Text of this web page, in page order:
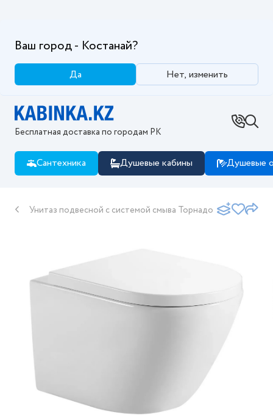
Ваш город - Костанай?
Да Нет, изменить
Бесплатная доставка по городам РК
Сантехника Душевые кабины Душевые
Унитаз подвесной с системой смыва Торнадо